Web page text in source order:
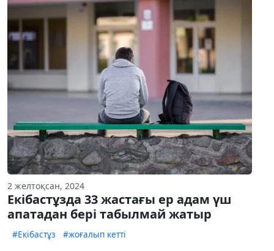
2 желтоқсан, 2024
Екібастұзда 33 жастағы ер адам үш
апатадан бері табылмай жатыр
#Екібастұз #жоғалып кетті